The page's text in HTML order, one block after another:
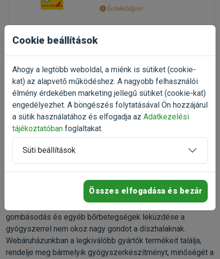
Érdeklődjön!
1
Hal gyógyszerek,Hal
betegségek
A díszhal betegségek leküzdésében nagy segítésünkre
lehetnek a gyógyszerek, melyeket kifejezetten a halak
számára fejlesztettek ki, a bakteriális betegségek,
gombásodás és egyéb bőrbetegségek leküzdése a
gyógyszerrel nem okoz nagy gondot a díszhalaknak.
Webáruházunkban a legkiválóbb gyártók termékeit találja,
rendelje meg bármelyik gyógyszerkészítményt, minőségét a
Cookie beállítások
Ahogy a legtöbb weboldal, a miénk is sütiket (cookie-
kat) az alapvető működéshez. A nagyobb felhasználói
élmény érdekében marketing jellegű sütiket (cookie-kat)
engedélyezhet. A böngészés folytatásával Ön hozzájárul
a sütik használatához és elfogadja az Adatkezelési
tájékoztatóban foglaltakat.
Süti beállítások
Összes elfogadása és bezár